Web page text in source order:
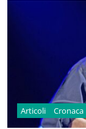
Articoli Cronaca